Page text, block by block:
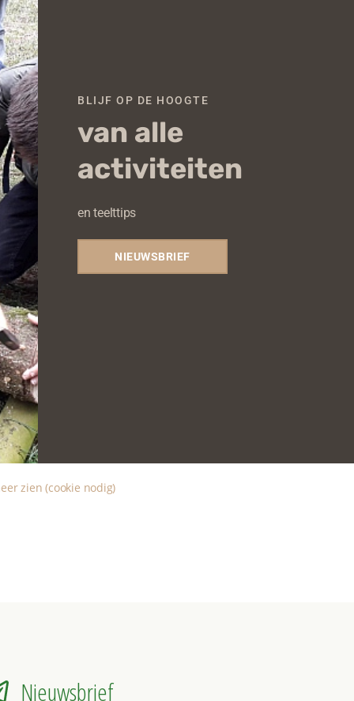
Nieuwsbrief
BLIJF OP DE HOOGTE
van alle
activiteiten
en teelttips
NIEUWSBRIEF
zien (cookie nodig)